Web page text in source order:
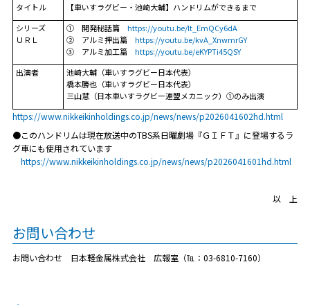
タイトル
【車いすラグビー・池崎大輔】ハンドリムができるまで
シリーズ
ＵＲＬ
① 開発秘話篇 https://youtu.be/lt_EmQCy6dA
② アルミ押出篇 https://youtu.be/kvA_XnwmrGY
③ アルミ加工篇 https://youtu.be/eKYPTi45QSY
出演者
池崎大輔（車いすラグビー日本代表）
橋本勝也（車いすラグビー日本代表）
三山慧（日本車いすラグビー連盟メカニック）➀のみ出演
https://www.nikkeikinholdings.co.jp/news/news/p2026041602hd.html
●このハンドリムは現在放送中のTBS系日曜劇場『ＧＩＦＴ』に登場するラ
グ車にも使用されています
https://www.nikkeikinholdings.co.jp/news/news/p2026041601hd.html
以 上
お問い合わせ
お問い合わせ 日本軽金属株式会社 広報室（℡：03-6810-7160）